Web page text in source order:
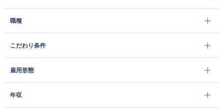
職種
こだわり条件
雇用形態
年収